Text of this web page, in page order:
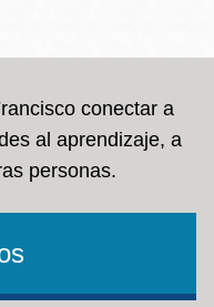
conectar a
al aprendizaje, a
personas.